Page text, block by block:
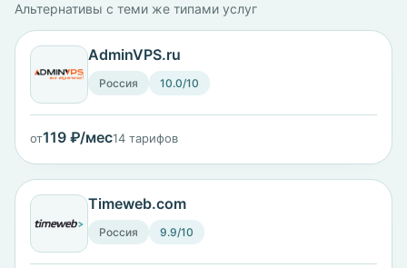
Альтернативы с теми же типами услуг
AdminVPS.ru
Россия 10.0/10
от119 ₽/мес14 тарифов
Timeweb.com
Россия 9.9/10